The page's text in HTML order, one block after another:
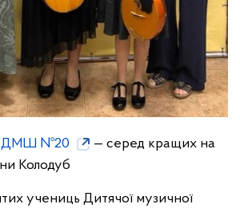
ДМШ №20
— серед кращих на
Колодуб
учениць Дитячої музичної